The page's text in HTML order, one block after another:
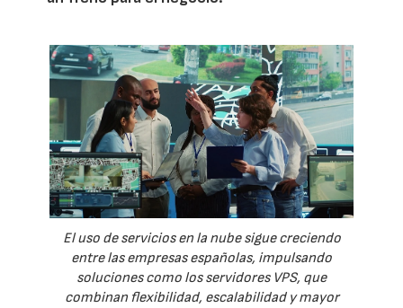
El uso de servicios en la nube sigue creciendo
entre las empresas españolas, impulsando
soluciones como los servidores VPS, que
combinan flexibilidad, escalabilidad y mayor